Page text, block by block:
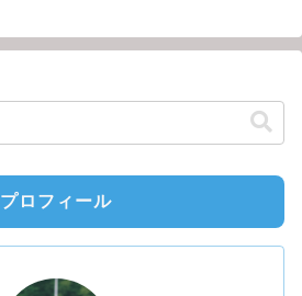
プロフィール